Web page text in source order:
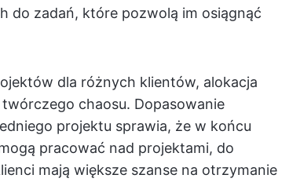
do zadań, które pozwolą im osiągnąć
dla różnych klientów, alokacja
chaosu. Dopasowanie
projektu sprawia, że w końcu
pracować nad projektami, do
mają większe szanse na otrzymanie